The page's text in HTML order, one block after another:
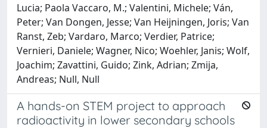
Lucia; Paola Vaccaro, M.; Valentini, Michele; Ván,
Peter; Van Dongen, Jesse; Van Heijningen, Joris; Van
Ranst, Zeb; Vardaro, Marco; Verdier, Patrice;
Vernieri, Daniele; Wagner, Nico; Woehler, Janis; Wolf,
Joachim; Zavattini, Guido; Zink, Adrian; Zmija,
Andreas; Null, Null
A hands-on STEM project to approach
radioactivity in lower secondary schools